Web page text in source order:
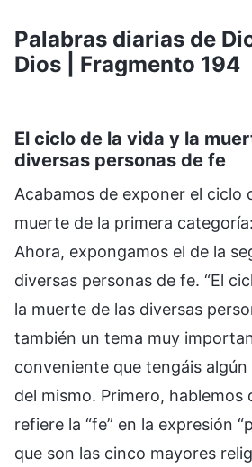
Palabras diarias de
Dios | Fragmento 194
El ciclo de la vida y la
diversas personas de fe
Acabamos de exponer el ciclo
muerte de la primera
Ahora, expongamos el de la
diversas personas de fe. “El
la muerte de las diversas
también un tema muy
conveniente que tengáis
del mismo. Primero, hablemos
refiere la “fe” en la expresión
que son las cinco mayores